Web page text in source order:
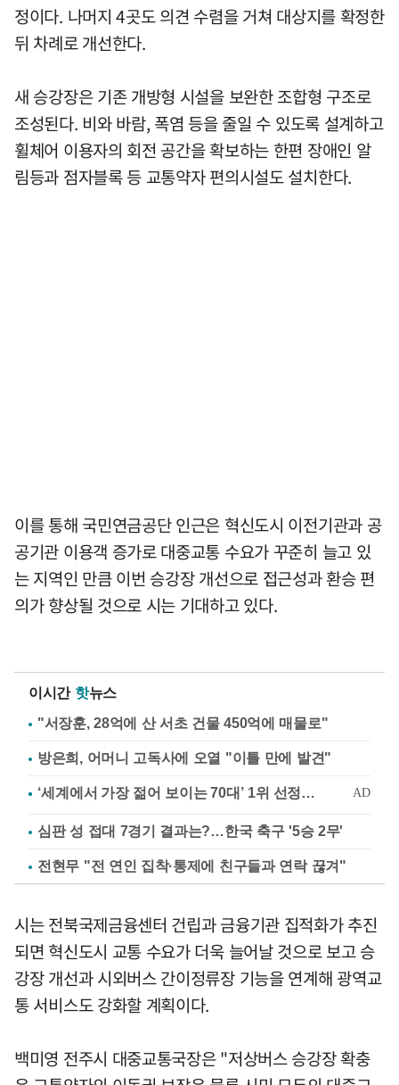
정이다. 나머지 4곳도 의견 수렴을 거쳐 대상지를 확정한
뒤 차례로 개선한다.
새 승강장은 기존 개방형 시설을 보완한 조합형 구조로
조성된다. 비와 바람, 폭염 등을 줄일 수 있도록 설계하고
휠체어 이용자의 회전 공간을 확보하는 한편 장애인 알
림등과 점자블록 등 교통약자 편의시설도 설치한다.
이를 통해 국민연금공단 인근은 혁신도시 이전기관과 공
공기관 이용객 증가로 대중교통 수요가 꾸준히 늘고 있
는 지역인 만큼 이번 승강장 개선으로 접근성과 환승 편
의가 향상될 것으로 시는 기대하고 있다.
이시간 핫뉴스
"서장훈, 28억에 산 서초 건물 450억에 매물로"
방은희, 어머니 고독사에 오열 "이틀 만에 발견"
심판 성 접대 7경기 결과는?…한국 축구 '5승 2무'
전현무 "전 연인 집착·통제에 친구들과 연락 끊겨"
시는 전북국제금융센터 건립과 금융기관 집적화가 추진
되면 혁신도시 교통 수요가 더욱 늘어날 것으로 보고 승
강장 개선과 시외버스 간이정류장 기능을 연계해 광역교
통 서비스도 강화할 계획이다.
백미영 전주시 대중교통국장은 "저상버스 승강장 확충